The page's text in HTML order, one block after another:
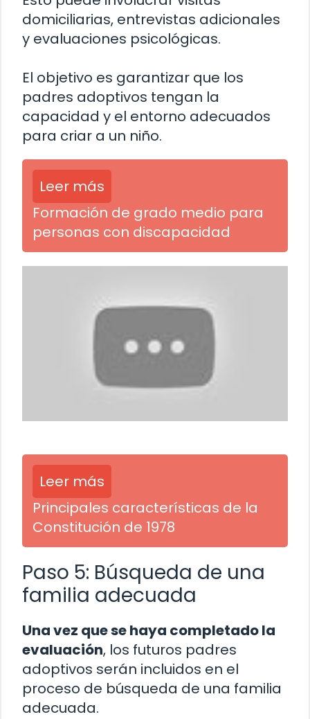
domiciliarias, entrevistas adicionales
y evaluaciones psicológicas.
El objetivo es garantizar que los
padres adoptivos tengan la
capacidad y el entorno adecuados
para criar a un niño.
Leer más
Formación de grado medio para
personas con discapacidad
Leer más
Principales características de la
Constitución de 1978
Paso 5: Búsqueda de una
familia adecuada
Una vez que se haya completado la
evaluación, los futuros padres
adoptivos serán incluidos en el
proceso de búsqueda de una familia
adecuada.